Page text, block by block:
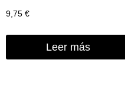
9,75 €
Leer más